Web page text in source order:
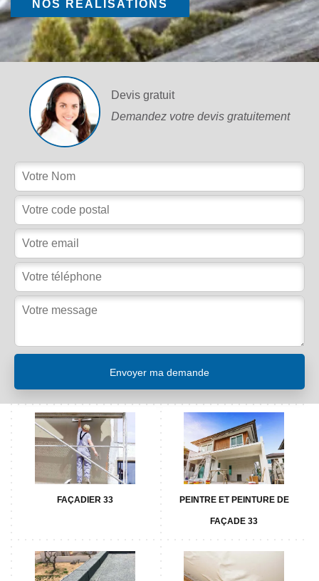
NOS RÉALISATIONS
Devis gratuit
Demandez votre devis gratuitement
FAÇADIER 33 PEINTRE ET PEINTURE DE
FAÇADE 33